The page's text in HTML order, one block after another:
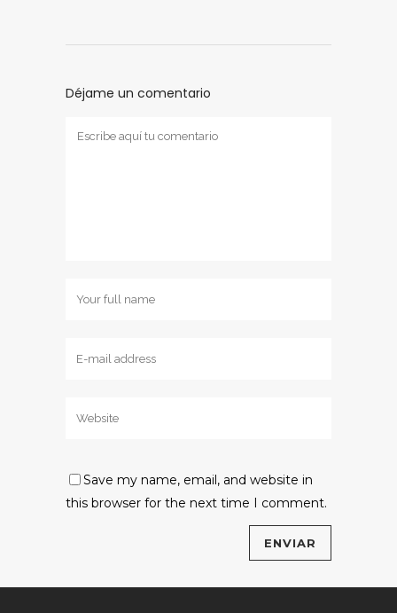
Déjame un comentario
Save my name, email, and website in
this browser for the next time I comment.